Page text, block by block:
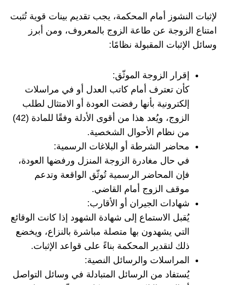
لإثبات النشوز أمام المحكمة، يجب تقديم بينات قوية تُثبت
امتناع الزوجة عن طاعة الزوج بالمعروف، ومن أبرز
وسائل الإثبات المقبولة نظامًا:
إقرار الزوجة الموثّق:
كأن تعترف أمام كاتب العدل أو في مراسلات
إلكترونية بأنها رفضت العودة أو الامتثال لطلب
الزوج، ويُعد هذا من أقوى الأدلة وفقًا للمادة (42)
من نظام الأحوال الشخصية.
محاضر الشرطة أو البلاغات الرسمية:
في حال مغادرة الزوجة المنزل ورفضها العودة،
فإن المحاضر الرسمية تُوثّق الواقعة وتدعم
موقف الزوج أمام القاضي.
شهادات الجيران أو الأقارب:
يُقبل الاستماع إلى شهادة الشهود إذا كانت الوقائع
التي يشهدون بها متصلة مباشرة بالنزاع، ويخضع
ذلك لتقدير المحكمة بناءً على قواعد الإثبات.
المراسلات والرسائل النصية:
يُستفاد من الرسائل المتبادلة في وسائل التواصل